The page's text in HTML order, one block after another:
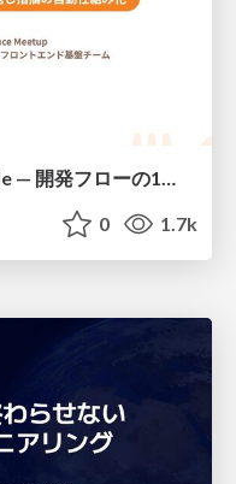
使いながら育てる Claude Code — 開発フローの1コマンド化 × 繰り返し指摘の自動仕組み化
0 1.7k